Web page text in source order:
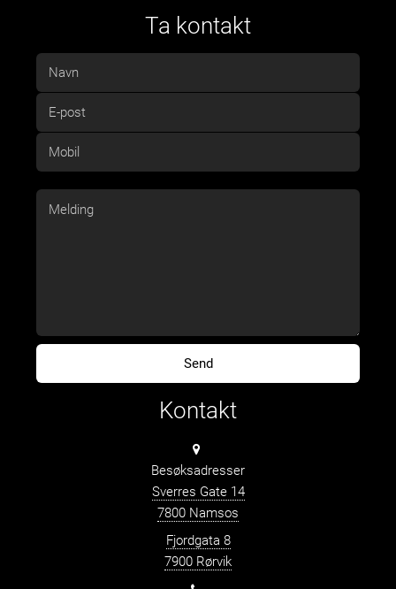
Ta kontakt
Kontakt
Besøksadresser
Sverres Gate 14
7800 Namsos
Fjordgata 8
7900 Rørvik